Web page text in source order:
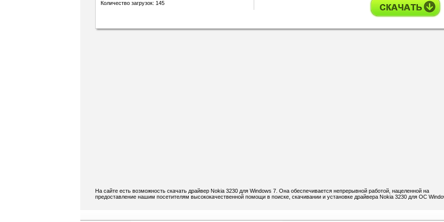
Количество загрузок: 145
На сайте есть возможность скачать драйвер Nokia 3230 для Windows 7. Она обеспечивается непрерывной работой, нацеленной на
предоставление нашим посетителям высококачественной помощи в поиске, скачивании и установке драйвера Nokia 3230 для ОС